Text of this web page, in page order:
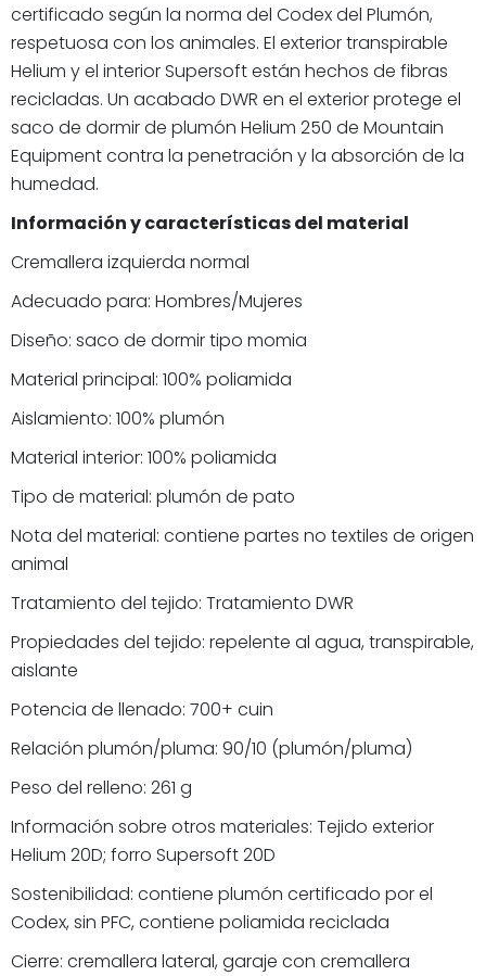
certificado según la norma del Codex del Plumón,
respetuosa con los animales. El exterior transpirable
Helium y el interior Supersoft están hechos de fibras
recicladas. Un acabado DWR en el exterior protege el
saco de dormir de plumón Helium 250 de Mountain
Equipment contra la penetración y la absorción de la
humedad.
Información y características del material
Cremallera izquierda normal
Adecuado para: Hombres/Mujeres
Diseño: saco de dormir tipo momia
Material principal: 100% poliamida
Aislamiento: 100% plumón
Material interior: 100% poliamida
Tipo de material: plumón de pato
Nota del material: contiene partes no textiles de origen
animal
Tratamiento del tejido: Tratamiento DWR
Propiedades del tejido: repelente al agua, transpirable,
aislante
Potencia de llenado: 700+ cuin
Relación plumón/pluma: 90/10 (plumón/pluma)
Peso del relleno: 261 g
Información sobre otros materiales: Tejido exterior
Helium 20D; forro Supersoft 20D
Sostenibilidad: contiene plumón certificado por el
Codex, sin PFC, contiene poliamida reciclada
Cierre: cremallera lateral, garaje con cremallera